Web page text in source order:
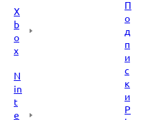
X
b
o
x
N
in
t
e
П
о
д
п
и
с
к
и
P